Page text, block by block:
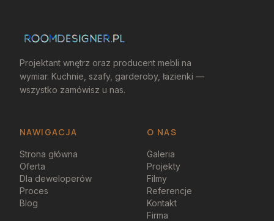
Projektant wnętrz oraz producent mebli na
wymiar. Kuchnie, szafy, garderoby, łazienki —
wszystko zamówisz u nas.
NAWIGACJA O NAS
Strona główna
Oferta
Dla deweloperów
Proces
Blog
Galeria
Projekty
Filmy
Referencje
Kontakt
Firma